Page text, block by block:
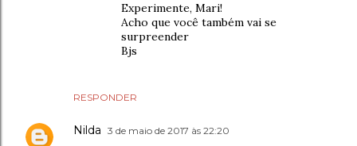
RESPONDER
Experimente, Mari!
Acho que você também vai se
surpreender
Bjs
Nilda 3 de maio de 2017 às 22:20